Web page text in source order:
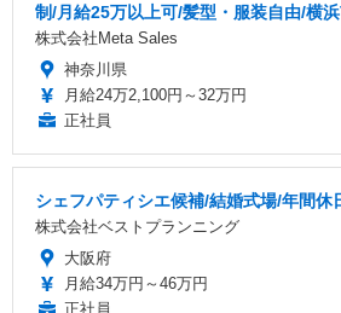
制/月給25万以上可/髪型・服装自由/横
株式会社Meta Sales
神奈川県
月給24万2,100円～32万円
正社員
シェフパティシエ候補/結婚式場/年間休
株式会社ベストプランニング
大阪府
月給34万円～46万円
正社員